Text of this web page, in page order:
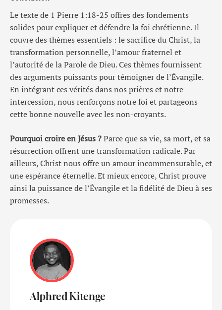
Le texte de 1 Pierre 1:18-25 offres des fondements
solides pour expliquer et défendre la foi chrétienne. Il
couvre des thèmes essentiels : le sacrifice du Christ, la
transformation personnelle, l’amour fraternel et
l’autorité de la Parole de Dieu. Ces thèmes fournissent
des arguments puissants pour témoigner de l’Évangile.
En intégrant ces vérités dans nos prières et notre
intercession, nous renforçons notre foi et partageons
cette bonne nouvelle avec les non-croyants.
Pourquoi croire en Jésus ?Parce que sa vie, sa mort, et sa
résurrection offrent une transformation radicale. Par
ailleurs, Christ nous offre un amour incommensurable, et
une espérance éternelle. Et mieux encore, Christ prouve
ainsi la puissance de l’Évangile et la fidélité de Dieu à ses
promesses.
Alphred Kitenge